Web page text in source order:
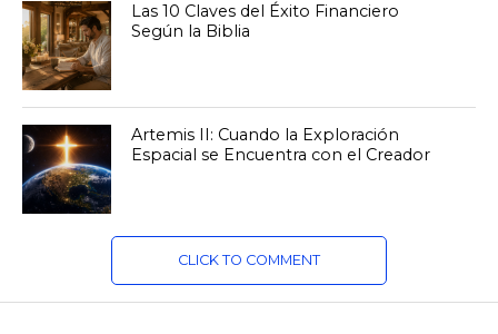
Las 10 Claves del Éxito Financiero
Según la Biblia
Artemis II: Cuando la Exploración
Espacial se Encuentra con el Creador
CLICK TO COMMENT